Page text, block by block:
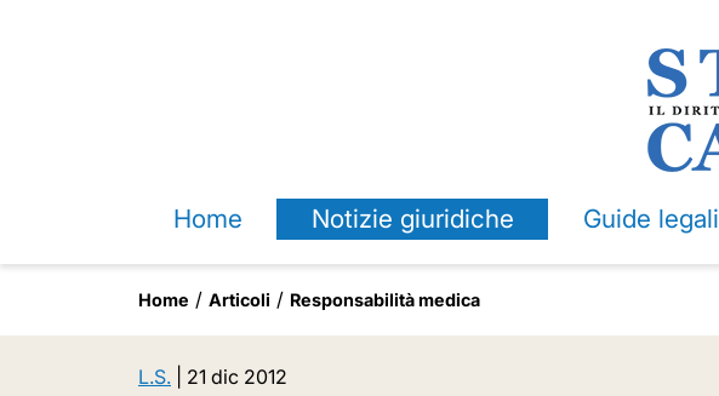
Home Notizie giuridiche Guide legali
Home Articoli Responsabilità medica
L.S. 21 dic 2012